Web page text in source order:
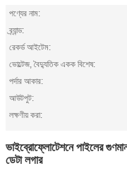
পণ্যের নাম:
ব্র্যান্ড:
রেকর্ড আইটেম:
ভোল্টেজ, বৈদ্যুতিক একক বিশেষ:
পর্দার আকার:
আউটপুট:
লক্ষণীয় করা:
ভাইব্রোফ্লোটেশনে পাইলের
ডেটা লগার